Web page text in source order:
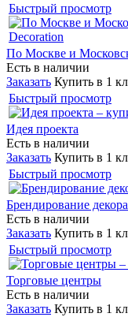
Быстрый просмотр
По Москве и
Есть в наличии
Заказать Купить в 1
Быстрый просмотр
Идея проекта
Есть в наличии
Заказать Купить в 1
Быстрый просмотр
Брендирование
Есть в наличии
Заказать Купить в 1
Быстрый просмотр
Торговые центры
Есть в наличии
Заказать Купить в 1